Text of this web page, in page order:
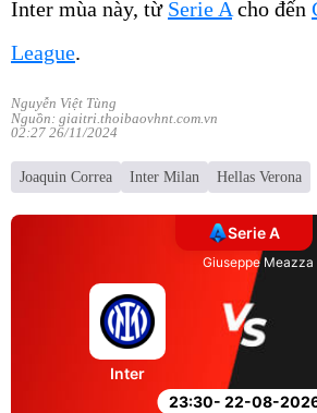
Inter mùa này, từ Serie A cho đến
League.
Nguyễn Việt Tùng
Nguồn: giaitri.thoibaovhnt.com.vn
02:27 26/11/2024
Joaquin Correa Inter Milan Hellas Verona
Serie A
Giuseppe Meazza
23:30- 22-08-
Inter